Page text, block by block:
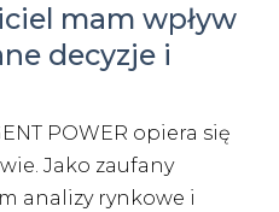
mam wpływ
decyzje i
POWER opiera się
Jako zaufany
analizy rynkowe i